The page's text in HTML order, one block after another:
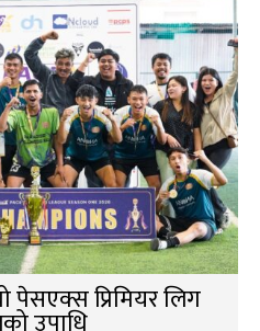
पेसएक्स प्रिमियर लिग